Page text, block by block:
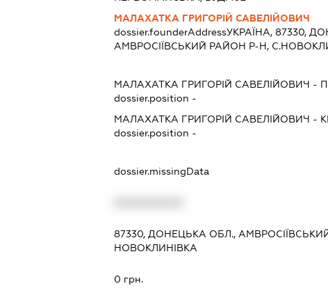
МАЛАХАТКА ГРИГОРІЙ САВЕЛІЙОВИЧ
dossier.founderAddressУКРАЇНА, 87330,
АМВРОСIЇВСЬКИЙ РАЙОН Р-Н,
МАЛАХАТКА ГРИГОРІЙ САВЕЛІЙОВИЧ -
dossier.position -
МАЛАХАТКА ГРИГОРІЙ САВЕЛІЙОВИЧ -
dossier.position -
dossier.missingData
87330, ДОНЕЦЬКА ОБЛ.,
НОВОКЛИНІВКА
0 грн.